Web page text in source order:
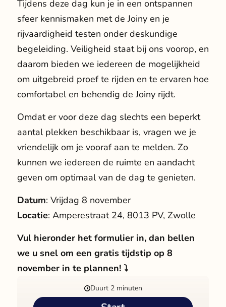
Tijdens deze dag kun je in een ontspannen
sfeer kennismaken met de Joiny en je
rijvaardigheid testen onder deskundige
begeleiding. Veiligheid staat bij ons voorop, en
daarom bieden we iedereen de mogelijkheid
om uitgebreid proef te rijden en te ervaren hoe
comfortabel en behendig de Joiny rijdt.
Omdat er voor deze dag slechts een beperkt
aantal plekken beschikbaar is, vragen we je
vriendelijk om je vooraf aan te melden. Zo
kunnen we iedereen de ruimte en aandacht
geven om optimaal van de dag te genieten.
Datum: Vrijdag 8 november
Locatie: Amperestraat 24, 8013 PV, Zwolle
Vul hieronder het formulier in, dan bellen
we u snel om een gratis tijdstip op 8
november in te plannen! ⤵️